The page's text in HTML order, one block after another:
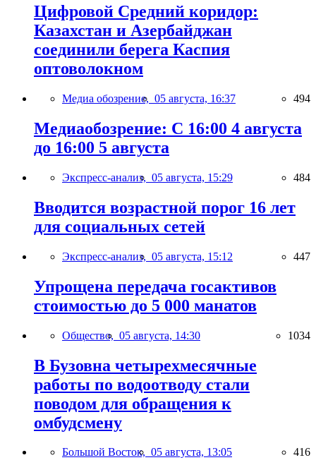
Цифровой Средний коридор:
Казахстан и Азербайджан
соединили берега Каспия
оптоволокном
Медиа обозрение, 05 августа, 16:37 494
Медиаобозрение: С 16:00 4 августа
до 16:00 5 августа
Экспресс-анализ, 05 августа, 15:29 484
Вводится возрастной порог 16 лет
для социальных сетей
Экспресс-анализ, 05 августа, 15:12 447
Упрощена передача госактивов
стоимостью до 5 000 манатов
Общество, 05 августа, 14:30 1034
В Бузовна четырехмесячные
работы по водоотводу стали
поводом для обращения к
омбудсмену
Большой Восток, 05 августа, 13:05 416